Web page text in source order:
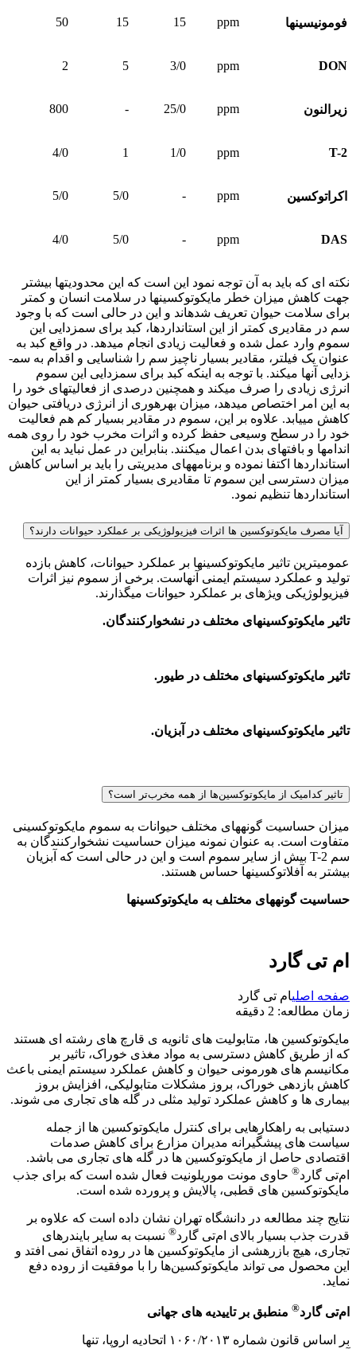
فومونیسین­ها ppm
15
15
50
DON
ppm
3/0
5
2
زیرالنون ppm
25/0
-
800
T-2
ppm
1/0
1
4/0
اکراتوکسین ppm
-
5/0
5/0
DAS
ppm
-
5/0
4/0
نکته ای که باید به آن توجه نمود این است که این محدودیت­ها بیش­تر
جهت کاهش میزان خطر مایکوتوکسین­ها در سلامت انسان و کمتر
برای سلامت حیوان تعریف شده­اند و این در حالی است که با وجود
سم در مقادیری کمتر از این استانداردها، کبد برای سم­زدایی این
سموم وارد عمل شده و فعالیت زیادی انجام می­دهد. در واقع کبد به
عنوان یک فیلتر، مقادیر بسیار ناچیز سم را شناسایی و اقدام به سم­
زدایی آن­ها می­کند. با توجه به این­که کبد برای سم­زدایی این سموم
انرژی زیادی را صرف می­کند و هم­چنین درصدی از فعالیت­های خود را
به این امر اختصاص می­دهد، میزان بهره­وری از انرژی دریافتی حیوان
کاهش می­یابد. علاوه بر این، سموم در مقادیر بسیار کم هم فعالیت
خود را در سطح وسیعی حفظ کرده و اثرات مخرب خود را روی همه
اندام­ها و بافت­های بدن اعمال می­کنند. بنابراین در عمل نباید به این
استانداردها اکتفا نموده و برنامه­های مدیریتی را باید بر اساس کاهش
میزان دسترسی این سموم تا مقادیری بسیار کمتر از این
استانداردها تنظیم نمود.
آیا مصرف مایکوتوکسین ها اثرات فیزیولوژیکی بر عملکرد حیوانات دارند؟
عمومی­ترین تاثیر مایکوتوکسین­ها بر عملکرد حیوانات، کاهش بازده
تولید و عملکرد سیستم ایمنی آن­هاست. برخی از سموم نیز اثرات
فیزیولوژیکی ویژه­ای بر عملکرد حیوانات می­گذارند.
تاثیر مایکوتوکسین­های مختلف در نشخوارکنندگان.
تاثیر مایکوتوکسین­های مختلف در طیور.
تاثیر مایکوتوکسین­های مختلف در آبزیان.
تاثیر کدامیک از مایکوتوکسین‌ها از همه مخرب‌تر است؟
میزان حساسیت گونه­های مختلف حیوانات به سموم مایکوتوکسینی
متفاوت است. به عنوان نمونه میزان حساسیت نشخوارکنندگان به
سم T-2 بیش از سایر سموم است و این در حالی است که آبزیان
بیش­تر به آفلاتوکسین­ها حساس هستند.
حساسیت گونه­های مختلف به مایکوتوکسین­ها
ام تی گارد
صفحه اصلیام تی گارد
زمان مطالعه: 2 دقیقه
مایکوتوکسین ها، متابولیت های ثانویه ی قارچ های رشته ای هستند
که از طریق کاهش دسترسی به مواد مغذی خوراک، تاثیر بر
مکانیسم های هورمونی حیوان و کاهش عملکرد سیستم ایمنی باعث
کاهش بازدهی خوراک، بروز مشکلات متابولیکی، افزایش بروز
بیماری ها و کاهش عملکرد تولید مثلی در گله های تجاری می شوند.
دستیابی به راهکارهایی برای کنترل مایکوتوکسین ها از جمله
سیاست های پیشگیرانه مدیران مزارع برای کاهش صدمات
اقتصادی حاصل از مایکوتوکسین ها در گله های تجاری می باشد.
ام‌تی گارد® حاوی مونت موریلونیت فعال شده است که برای جذب
مایکوتوکسین ­های قطبی، پالایش و پرورده شده است.
نتایج چند مطالعه در دانشگاه تهران نشان داده است که علاوه بر
قدرت جذب بسیار بالای ام‌تی گارد® نسبت به سایر بایندرهای
تجاری، هیچ بازرهشی از مایکوتوکسین ­ها در روده اتفاق نمی افتد و
این محصول می ­تواند مایکوتوکسین‌ها را با موفقیت از روده دفع
نماید.
ام‌تی گارد® منطبق بر تاییدیه های جهانی
بر اساس قانون شماره ۱۰۶۰/۲۰۱۳ اتحادیه اروپا، تنها